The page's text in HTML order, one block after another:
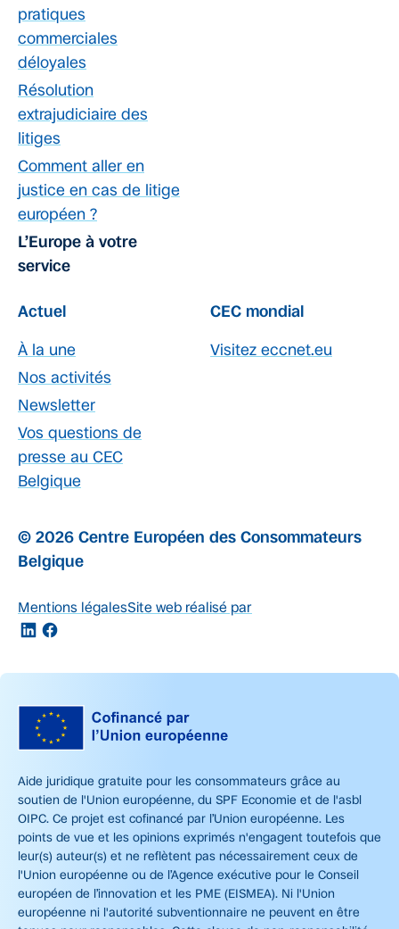
pratiques
commerciales
déloyales
Résolution
extrajudiciaire des
litiges
Comment aller en
justice en cas de litige
européen ?
L’Europe à votre
service
Actuel
À la une
Nos activités
Newsletter
Vos questions de
presse au CEC
Belgique
CEC mondial
Visitez eccnet.eu
© 2026 Centre Européen des Consommateurs
Belgique
Mentions légalesSite web réalisé par
Aide juridique gratuite pour les consommateurs grâce au
soutien de l'Union européenne, du SPF Economie et de l'asbl
OIPC. Ce projet est cofinancé par l’Union européenne. Les
points de vue et les opinions exprimés n'engagent toutefois que
leur(s) auteur(s) et ne reflètent pas nécessairement ceux de
l'Union européenne ou de l’Agence exécutive pour le Conseil
européen de l’innovation et les PME (EISMEA). Ni l'Union
européenne ni l'autorité subventionnaire ne peuvent en être